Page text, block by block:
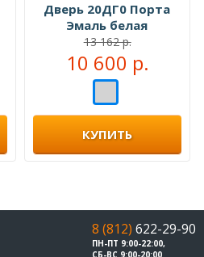
Дверь 20ДГ0 Порта
Эмаль белая
13 162 р.
10 600 р.
КУПИТЬ
8 (812) 622-29-90
ПН-ПТ 9:00-22:00,
СБ-ВС 9:00-20:00